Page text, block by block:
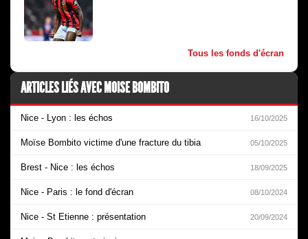
Tous les fonds d'écran
ARTICLES LIÉS AVEC MOISE BOMBITO
Nice - Lyon : les échos 16/10/2025
Moïse Bombito victime d'une fracture du tibia 05/10/2025
Brest - Nice : les échos 18/09/2025
Nice - Paris : le fond d'écran 08/10/2024
Nice - St Etienne : présentation 20/09/2024